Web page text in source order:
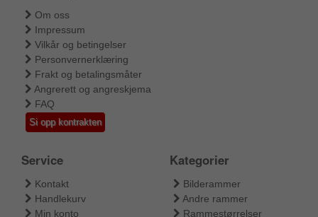
Om oss
Impressum
Vilkår og betingelser
Personvernerklæring
Frakt og betalingsmåter
Angrerett og angreskjema
FAQ
Si opp kontrakten
Service
Kontakt
Handlekurv
Min konto
Kategorier
Bilderammer
Andre rammer
Rammestørrelser